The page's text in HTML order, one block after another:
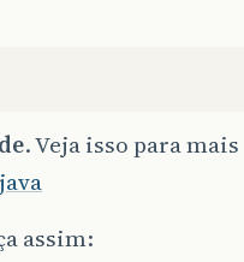
. Veja isso para mais
assim: